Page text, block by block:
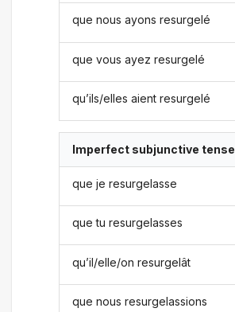
que nous ayons resurgelé
que vous ayez resurgelé
qu’ils/elles aient resurgelé
Imperfect subjunctive tense
que je resurgelasse
que tu resurgelasses
qu’il/elle/on resurgelât
que nous resurgelassions